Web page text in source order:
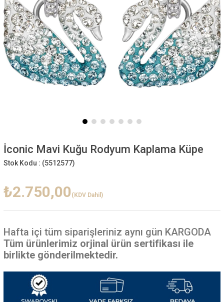
İconic Mavi Kuğu Rodyum Kaplama Küpe
Stok Kodu : (5512577)
₺2.750,00 (KDV Dahil)
Hafta içi tüm siparişleriniz aynı gün KARGODA
Tüm ürünlerimiz orjinal ürün sertifikası ile
birlikte gönderilmektedir.